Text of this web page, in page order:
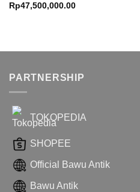
Rp47,500,000.00
PARTNERSHIP
TOKOPEDIA
SHOPEE
Official Bawu Antik
Bawu Antik